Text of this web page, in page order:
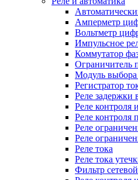
Амперметр
Вольтметр
Импульсное
Коммутатор
Ограничитель
Модуль
Регистратор
Реле задержки
Реле контроля
Реле контроля
Реле
Реле
Реле тока
Реле тока
Фильтр